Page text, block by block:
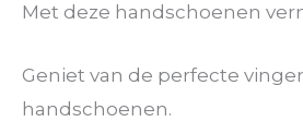
Met deze handschoenen
Geniet van de perfecte
handschoenen.